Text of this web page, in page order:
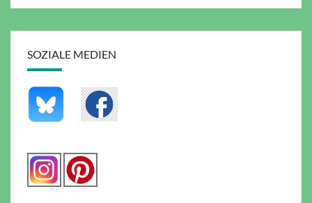
SOZIALE MEDIEN